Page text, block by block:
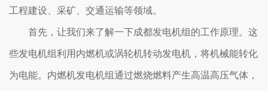
工程建设、采矿、交通运输等领域。
首先，让我们来了解一下成都发电机组的工作原理。这
些发电机组利用内燃机或涡轮机转动发电机，将机械能转化
为电能。内燃机发电机组通过燃烧燃料产生高温高压气体，